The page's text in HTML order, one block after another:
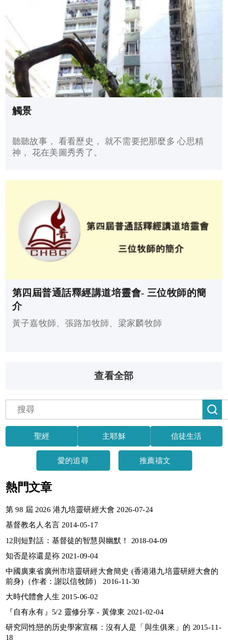
觸景
聽聽故事， 看看歷史， 就不需要把那麼多 心思精
神， 花在美圖秀秀了。
第四屆普通話釋經講道培靈會- 三位牧師的簡
介
黃子嘉牧師、張路加牧師、梁家麟牧師
查看全部
聖經 主耶穌 信徒生活
愛的追尋 推薦禱文
熱門文章
第 98 屆 2026 港九培靈研經大會 2026-07-24
基督教名人名言 2014-05-17
12則短對話：基督徒的智慧與幽默！ 2018-04-09
知否是祢還是袮 2021-09-04
中國廣東省廣州市培靈研經大會簡史 (香港港九培靈研經大會的
前身)（作者：謝以信牧師） 2016-11-30
大時代體會人生 2015-06-02
『自有永有』5/2 靈修分享 - 黃偉東 2021-02-04
研究同性戀的历史學家宣稱：沒有人是「與生俱來」的 2015-11-
18